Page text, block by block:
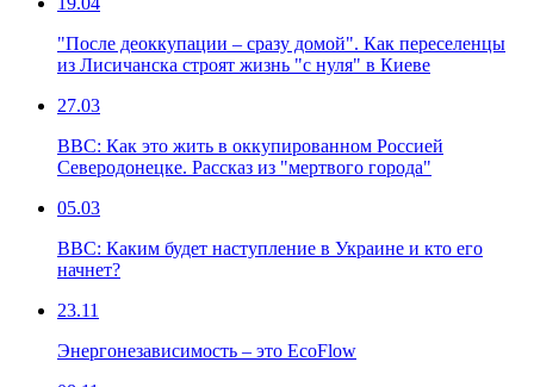
"После деоккупации – сразу домой". Как переселенцы
из Лисичанска строят жизнь "с нуля" в Киеве
27.03
ВВС: Как это жить в оккупированном Россией
Северодонецке. Рассказ из "мертвого города"
05.03
ВВС: Каким будет наступление в Украине и кто его
начнет?
23.11
Энергонезависимость – это EcoFlow